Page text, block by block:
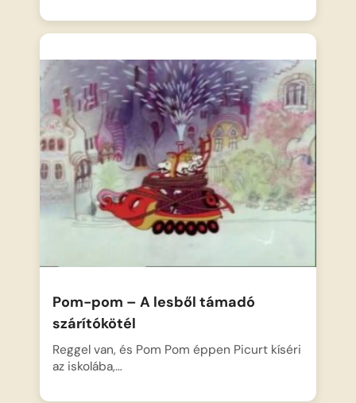
Pom-pom – A lesből támadó
szárítókötél
Reggel van, és Pom Pom éppen Picurt kíséri
az iskolába,…